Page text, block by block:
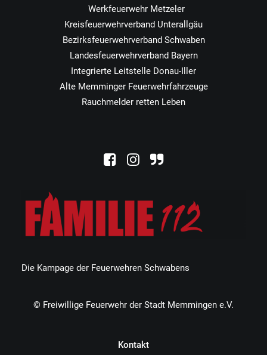
Die Kampage der Feuerwehren Schwabens
Werkfeuerwehr Metzeler
Kreisfeuerwehrverband Unterallgäu
Bezirksfeuerwehrverband Schwaben
Landesfeuerwehrverband Bayern
Integrierte Leitstelle Donau-Iller
Alte Memminger Feuerwehrfahrzeuge
Rauchmelder retten Leben
© Freiwillige Feuerwehr der Stadt Memmingen e.V.
Kontakt